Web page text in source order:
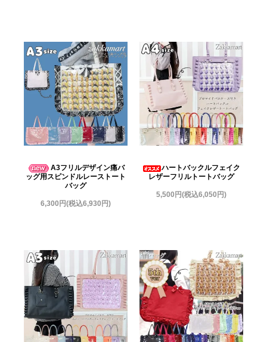
A3フリルデザイン痛バ
ッグ用スピンドルレーストート
バッグ
6,300円(税込6,930円)
ハートバックルフェイク
レザーフリルトートバッグ
5,500円(税込6,050円)